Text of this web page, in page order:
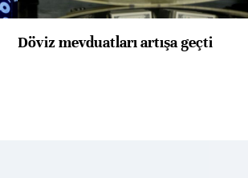
Döviz mevduatları artışa geçti